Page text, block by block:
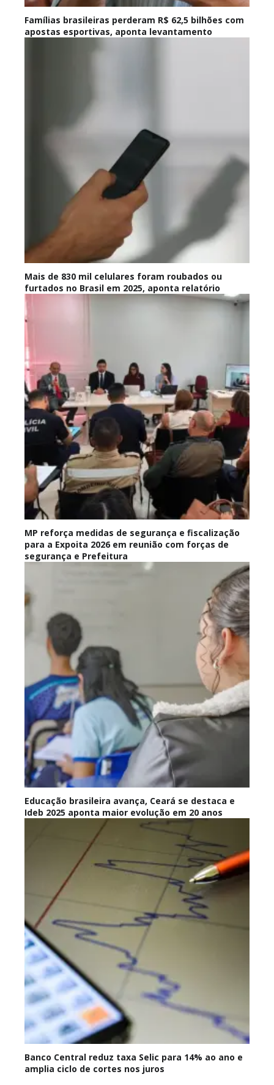
Famílias brasileiras perderam R$ 62,5 bilhões com
apostas esportivas, aponta levantamento
Mais de 830 mil celulares foram roubados ou
furtados no Brasil em 2025, aponta relatório
MP reforça medidas de segurança e fiscalização
para a Expoita 2026 em reunião com forças de
segurança e Prefeitura
Educação brasileira avança, Ceará se destaca e
Ideb 2025 aponta maior evolução em 20 anos
Banco Central reduz taxa Selic para 14% ao ano e
amplia ciclo de cortes nos juros